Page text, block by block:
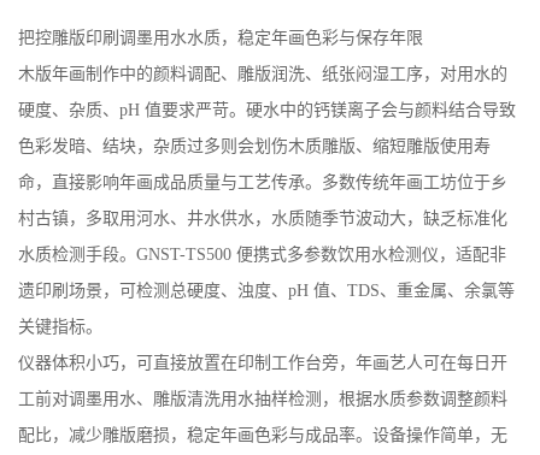
GNST-TS500 传统木版年画印制
工坊用水检测仪
发表时间：2026-06-22
把控雕版印刷调墨用水水质，稳定年画色彩与保存年限
木版年画制作中的颜料调配、雕版润洗、纸张闷湿工序，对用水的
硬度、杂质、pH 值要求严苛。硬水中的钙镁离子会与颜料结合导致
色彩发暗、结块，杂质过多则会划伤木质雕版、缩短雕版使用寿
命，直接影响年画成品质量与工艺传承。多数传统年画工坊位于乡
村古镇，多取用河水、井水供水，水质随季节波动大，缺乏标准化